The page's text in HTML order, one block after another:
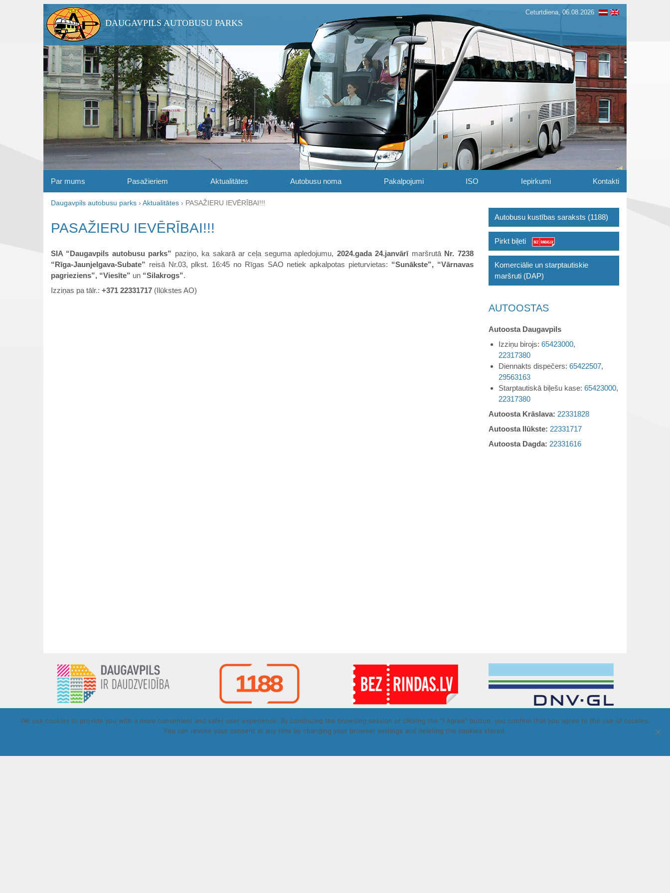
Ceturtdiena, 06.08.2026
DAUGAVPILS AUTOBUSU PARKS
Par mums Pasažieriem Aktualitātes Autobusu noma Pakalpojumi ISO Iepirkumi Kontakti
Daugavpils autobusu parks › Aktualitātes › PASAŽIERU IEVĒRĪBAI!!!
PASAŽIERU IEVĒRĪBAI!!!
SIA “Daugavpils autobusu parks” paziņo, ka sakarā ar ceļa seguma apledojumu, 2024.gada 24.janvārī maršrutā Nr. 7238
“Rīga-Jaunjelgava-Subate” reisā Nr.03, plkst. 16:45 no Rīgas SAO netiek apkalpotas pieturvietas: “Sunākste”, “Vārnavas
pagrieziens”, “Viesīte” un “Silakrogs”.
Izziņas pa tālr.: +371 22331717 (Ilūkstes AO)
Autobusu kustības saraksts (1188)
Pirkt biļeti
Komerciālie un starptautiskie
maršruti (DAP)
AUTOOSTAS
Autoosta Daugavpils
Izziņu birojs: 65423000,
22317380
Diennakts dispečers: 65422507,
29563163
Starptautiskā biļešu kase: 65423000,
22317380
Autoosta Krāslava: 22331828
Autoosta Ilūkste: 22331717
Autoosta Dagda: 22331616
Copyright © Daugavpils autobusu parks 2026. All rights reserved. Design by LatInSoft.
We use cookies to provide you with a more convenient and safer user experience. By continuing the browsing session or clicking the "I Agree" button, you confirm that you agree to the use of cookies.
You can revoke your consent at any time by changing your browser settings and deleting the cookies stored.